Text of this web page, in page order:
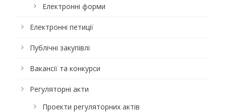
Електронні форми
Електронні петиції
Публічні закупівлі
Вакансії та конкурси
Регуляторні акти
Проекти регуляторних актів